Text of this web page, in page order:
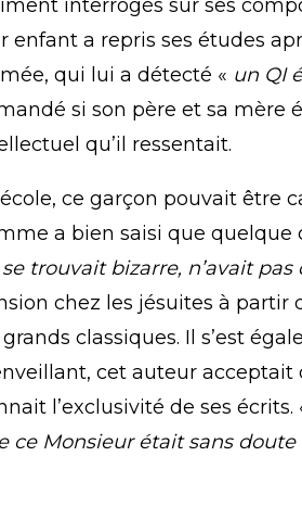
interrogés sur ses
enfant a repris ses études
qui lui a détecté « un QI
si son père et sa mère
qu’il ressentait.
ce garçon pouvait être
a bien saisi que quelque
se trouvait bizarre, n’avait pas
chez les jésuites à partir
grands classiques. Il s’est
cet auteur acceptait
l’exclusivité de ses écrits.
ce Monsieur était sans doute